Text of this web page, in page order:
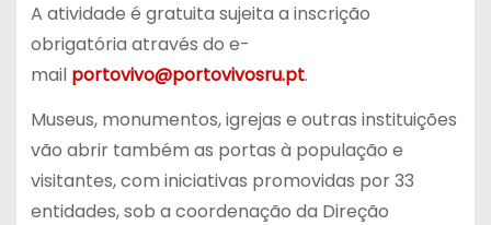
A atividade é gratuita sujeita a inscrição
obrigatória através do e-
mail portovivo@portovivosru.pt.
Museus, monumentos, igrejas e outras instituições
vão abrir também as portas à população e
visitantes, com iniciativas promovidas por 33
entidades, sob a coordenação da Direção